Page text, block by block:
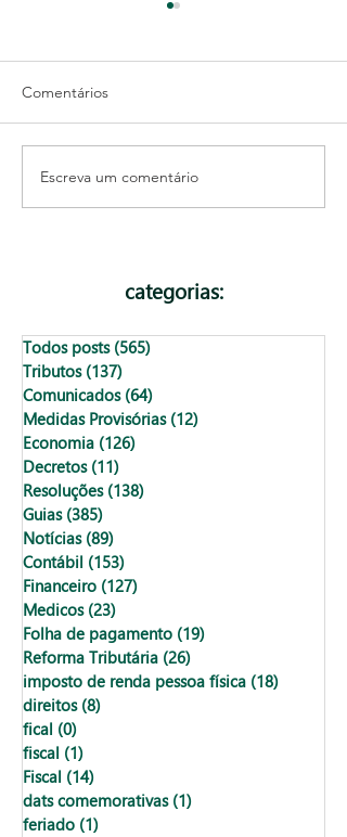
Quando sou obrigado a
contratar uma pessoa
Comentários
Escreva um comentário
categorias:
Todos posts (565)
Tributos (137)
Comunicados (64)
Medidas Provisórias (12)
Economia (126)
Decretos (11)
Resoluções (138)
Guias (385)
Notícias (89)
Contábil (153)
Financeiro (127)
Medicos (23)
Folha de pagamento (19)
Reforma Tributária (26)
imposto de renda pessoa física (18)
direitos (8)
fical (0)
fiscal (1)
Fiscal (14)
dats comemorativas (1)
feriado (1)